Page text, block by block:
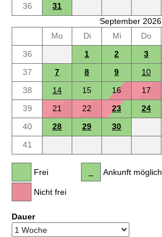
36
31
September 2026
Mo
Di Mi Do
36
1 2 3
37
7 8 9 10
38
14 15 16 17
39
21 22 23 24
40
28 29
30
41
Frei
Nicht frei
Ankunft möglich
Dauer